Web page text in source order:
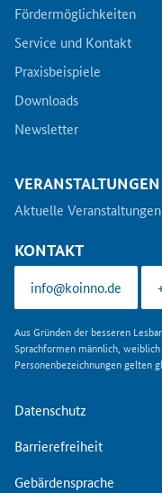
Fördermöglichkeiten
Service und Kontakt
Praxisbeispiele
Downloads
Newsletter
VERANSTALTUNGEN
Aktuelle Veranstaltungen
KONTAKT
info@koinno.de
Aus Gründen der besseren
Sprachformen männlich,
Personenbezeichnungen gelten
Datenschutz
Barrierefreiheit
Gebärdensprache